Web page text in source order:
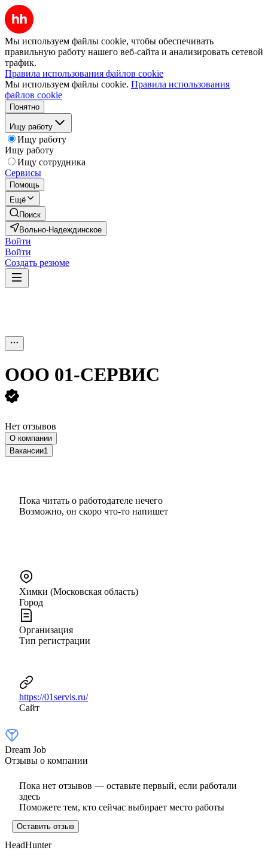
Мы используем файлы cookie, чтобы обеспечивать
правильную работу нашего веб-сайта и анализировать сетевой
трафик.
Правила использования файлов cookie
Мы используем файлы cookie. Правила использования
файлов cookie
Понятно
Ищу работу
Ищу работу
Ищу работу
Ищу сотрудника
Сервисы
Помощь
Ещё
Поиск
Вольно-Надеждинское
Войти
Войти
Создать резюме
ООО 01-СЕРВИС
Нет отзывов
О компании
Вакансии1
Пока читать о работодателе нечего
Возможно, он скоро что‑то напишет
Химки (Московская область)
Город
Организация
Тип регистрации
https://01servis.ru/
Сайт
Dream Job
Отзывы о компании
Пока нет отзывов — оставьте первый, если работали
здесь
Поможете тем, кто сейчас выбирает место работы
Оставить отзыв
HeadHunter